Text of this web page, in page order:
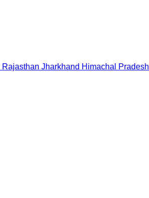
Rajasthan Jharkhand Himachal Pradesh